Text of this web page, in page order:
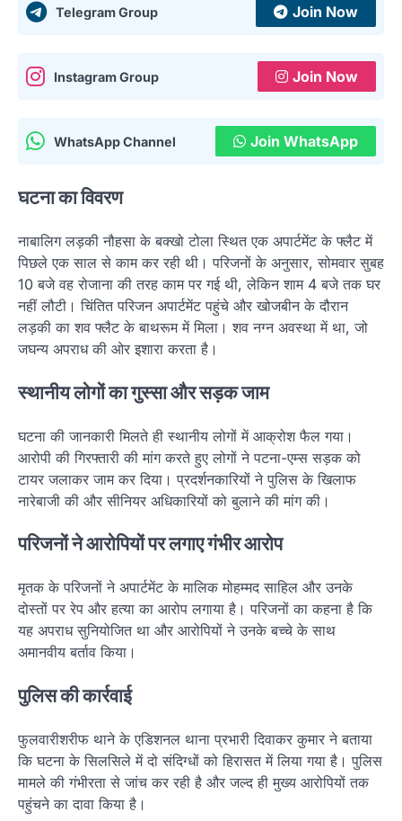
Telegram Group Join Now
Instagram Group Join Now
WhatsApp Channel Join WhatsApp
घटना का विवरण
नाबालिग लड़की नौहसा के बक्खो टोला स्थित एक अपार्टमेंट के फ्लैट में
पिछले एक साल से काम कर रही थी। परिजनों के अनुसार, सोमवार सुबह
10 बजे वह रोजाना की तरह काम पर गई थी, लेकिन शाम 4 बजे तक घर
नहीं लौटी। चिंतित परिजन अपार्टमेंट पहुंचे और खोजबीन के दौरान
लड़की का शव फ्लैट के बाथरूम में मिला। शव नग्न अवस्था में था, जो
जघन्य अपराध की ओर इशारा करता है।
स्थानीय लोगों का गुस्सा और सड़क जाम
घटना की जानकारी मिलते ही स्थानीय लोगों में आक्रोश फैल गया।
आरोपी की गिरफ्तारी की मांग करते हुए लोगों ने पटना-एम्स सड़क को
टायर जलाकर जाम कर दिया। प्रदर्शनकारियों ने पुलिस के खिलाफ
नारेबाजी की और सीनियर अधिकारियों को बुलाने की मांग की।
परिजनों ने आरोपियों पर लगाए गंभीर आरोप
मृतक के परिजनों ने अपार्टमेंट के मालिक मोहम्मद साहिल और उनके
दोस्तों पर रेप और हत्या का आरोप लगाया है। परिजनों का कहना है कि
यह अपराध सुनियोजित था और आरोपियों ने उनके बच्चे के साथ
अमानवीय बर्ताव किया।
पुलिस की कार्रवाई
फुलवारीशरीफ थाने के एडिशनल थाना प्रभारी दिवाकर कुमार ने बताया
कि घटना के सिलसिले में दो संदिग्धों को हिरासत में लिया गया है। पुलिस
मामले की गंभीरता से जांच कर रही है और जल्द ही मुख्य आरोपियों तक
पहुंचने का दावा किया है।